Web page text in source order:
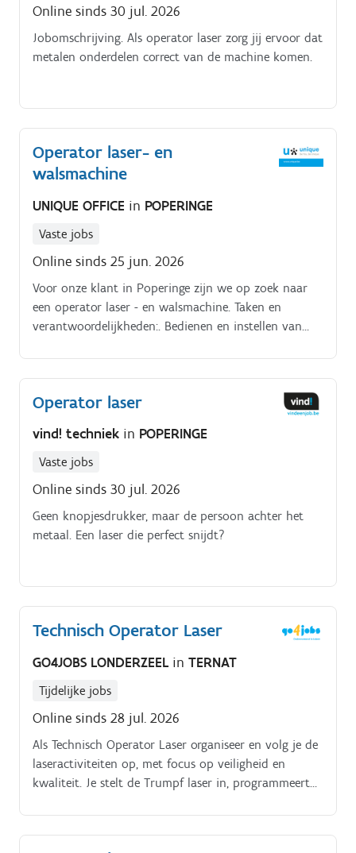
Online sinds 30 jul. 2026
Jobomschrijving. Als operator laser zorg jij ervoor dat
metalen onderdelen correct van de machine komen.
Operator laser- en
walsmachine
UNIQUE OFFICE in POPERINGE
Vaste jobs
Online sinds 25 jun. 2026
Voor onze klant in Poperinge zijn we op zoek naar
een operator laser - en walsmachine. Taken en
verantwoordelijkheden:. Bedienen en instellen van
metaalbewerking Bedienen en instellen van
de walsmachine voor het vervormen van platen en
profielen Controleren van programma’s, parameters
resultaten te garanderen Uitvoeren
van kwaliteitscontroles op afgewerkte stukken
gebruik van machines en hulpmiddelen, conform de
interne veiligheidsvoorschriften Laden, lossen en
intern transporteren van materialen met heftruck en
Operator laser
vind! techniek in POPERINGE
Vaste jobs
Online sinds 30 jul. 2026
Geen knopjesdrukker, maar de persoon achter het
metaal. Een laser die perfect snijdt?
Technisch Operator Laser
GO4JOBS LONDERZEEL in TERNAT
Tijdelijke jobs
Online sinds 28 jul. 2026
Als Technisch Operator Laser organiseer en volg je de
laseractiviteiten op, met focus op veiligheid en
kwaliteit. Je stelt de Trumpf laser in, programmeert